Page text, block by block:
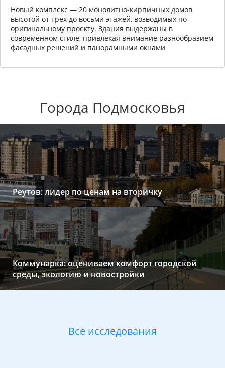
Новый комплекс — 20 монолитно-кирпичных домов
высотой от трех до восьми этажей, возводимых по
оригинальному проекту. Здания выдержаны в
современном стиле, привлекая внимание разнообразием
фасадных решений и панорамными окнами
Города Подмосковья
Реутов: лидер по ценам на вторичку
Коммунарка: оцениваем комфорт городской
среды, экологию и новостройки
Все исследования